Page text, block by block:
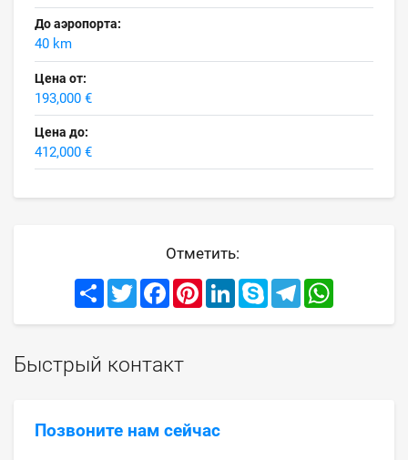
До аэропорта:
40 km
Цена от:
193,000 €
Цена до:
412,000 €
Отметить:
Share TwitterFacebookPinterestLinkedInSkype Telegram
Быстрый контакт
Позвоните нам сейчас